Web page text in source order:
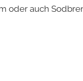
oder auch